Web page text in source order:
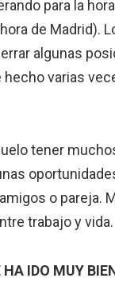
para la
de Madrid).
algunas
hecho varias
tener
o pareja.
trabajo y vida.
IDO MUY